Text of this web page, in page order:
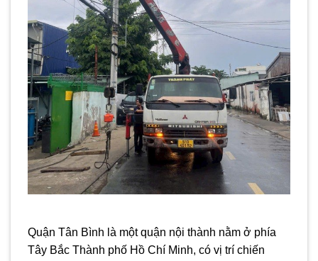
Quận Tân Bình là một quận nội thành nằm ở phía
Tây Bắc Thành phố Hồ Chí Minh, có vị trí chiến